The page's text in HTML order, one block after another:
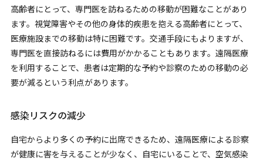
高齢者にとって、専門医を訪ねるための移動が困難なことがあり
ます。視覚障害やその他の身体的疾患を抱える高齢者にとって、
医療施設までの移動は特に困難です。交通手段にもよりますが、
専門医を直接訪ねるには費用がかかることもあります。遠隔医療
を利用することで、患者は定期的な予約や診察のための移動の必
要が減るという利点があります。
感染リスクの減少
自宅からより多くの予約に出席できるため、遠隔医療による診察
が健康に害を与えることが少なく、自宅にいることで、空気感染